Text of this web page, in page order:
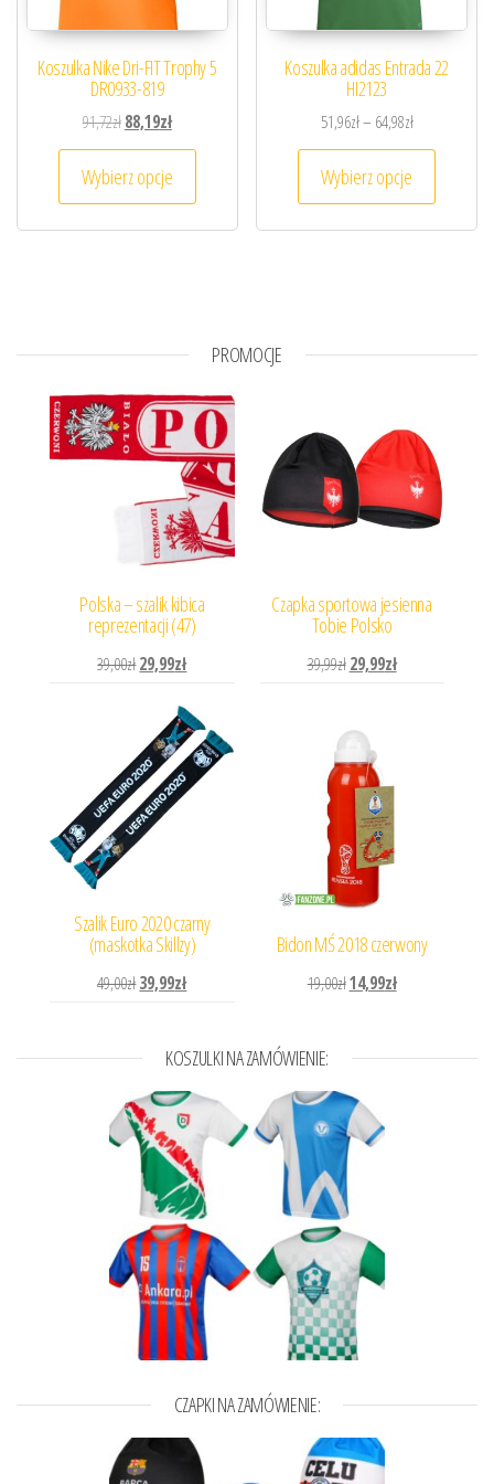
Koszulka Nike Dri-FIT Trophy 5
DR0933-819
91,72złPierwotna cena wynosiła: 91,72zł.
88,19złAktualna cena wynosi: 88,19zł.
Wybierz opcje
Ten produkt ma wiele wariantów. Opcje
Koszulka adidas Entrada 22
HI2123
51,96zł– 64,98złZakres cen:
Wybierz opcje
Ten
PROMOCJE
Polska – szalik kibica
reprezentacji (47)
39,00złPierwotna cena wynosiła: 39,00zł.
29,99złAktualna cena wynosi: 29,99zł.
Czapka sportowa jesienna
Tobie Polsko
39,99zł Pierwotna cena wynosiła:
29,99złAktualna cena
Szalik Euro 2020 czarny
(maskotka Skillzy)
49,00złPierwotna cena wynosiła: 49,00zł.
39,99złAktualna cena wynosi: 39,99zł.
Bidon MŚ 2018 czerwony
19,00złPierwotna cena wynosiła:
14,99złAktualna cena
KOSZULKI NA ZAMÓWIENIE:
CZAPKI NA ZAMÓWIENIE: